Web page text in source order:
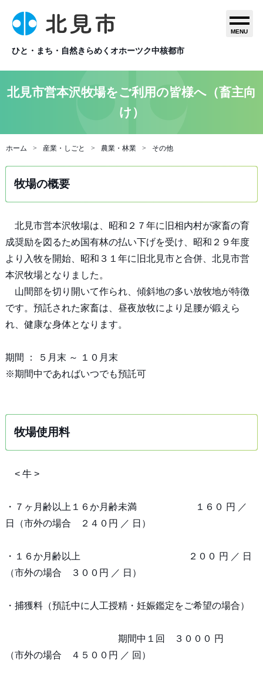
ひと・まち・自然きらめくオホーツク中核都市
MENU
北見市営本沢牧場をご利用の皆様へ（畜主向
け）
ホーム 産業・しごと 農業・林業 その他
牧場の概要
北見市営本沢牧場は、昭和２７年に旧相内村が家畜の育
成奨励を図るため国有林の払い下げを受け、昭和２９年度
より入牧を開始、昭和３１年に旧北見市と合併、北見市営
本沢牧場となりました。
山間部を切り開いて作られ、傾斜地の多い放牧地が特徴
です。預託された家畜は、昼夜放牧により足腰が鍛えら
れ、健康な身体となります。
期間 ： ５月末 ～ １０月末
※期間中であればいつでも預託可
牧場使用料
< 牛 >
・７ヶ月齢以上１６か月齢未満 １６０ 円 ／
日（市外の場合 ２４０円 ／ 日）
・１６か月齢以上 ２００ 円 ／ 日
（市外の場合 ３００円 ／ 日）
・捕獲料（預託中に人工授精・妊娠鑑定をご希望の場合）
期間中１回 ３０００ 円
（市外の場合 ４５００円 ／ 回）